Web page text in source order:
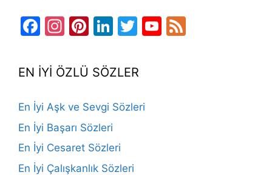
Facebook
Instagram
Pinterest
LinkedIn
TwitterYouTube
EN İYİ ÖZLÜ SÖZLER
En İyi Aşk ve Sevgi Sözleri
En İyi Başarı Sözleri
En İyi Cesaret Sözleri
En İyi Çalışkanlık Sözleri